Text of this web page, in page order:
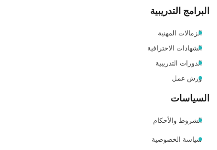
البرامج التدريبية
الزمالات المهنية
الشهادات الاحترافية
الدورات التدريبية
ورش عمل
السياسات
الشروط والأحكام
سياسة الخصوصية